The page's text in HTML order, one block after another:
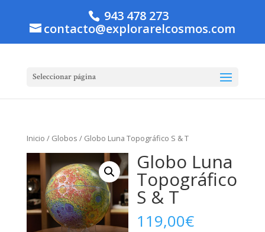
943 478 273
contacto@explorarelcosmos.com
Seleccionar página
Inicio / Globos / Globo Luna Topográfico S & T
Globo Luna
Topográfico
S & T
119,00€